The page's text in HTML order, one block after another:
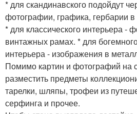
* для скандинавского подойдут
фотографии, графика, гербарии
* для классического интерьера -
винтажных рамах. * для
интерьера - изображения в
Помимо картин и фотографий на
разместить предметы
тарелки, шляпы, трофеи из
серфинга и прочее.